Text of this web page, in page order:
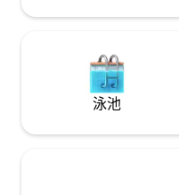
泳池